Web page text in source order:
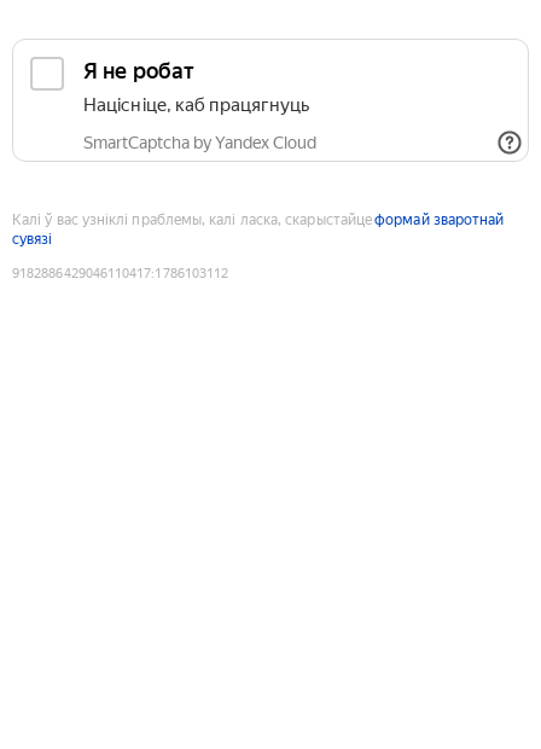
Я не робат
Націсніце, каб працягнуць
SmartCaptcha by Yandex Cloud
Калі ў вас узніклі праблемы, калі ласка, скарыстайцеформай зваротнай
сувязі
9182886429046110417:1786103112